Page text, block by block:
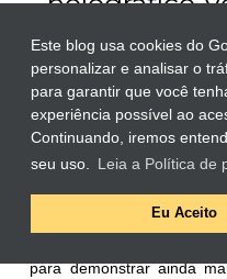
Este blog usa cookies do
personalizar e analisar o
para garantir que você
experiência possível ao
Continuando, iremos
seu uso.
Leia a Política de
Eu Aceito
Gold |
Texto
Oi oi povo!
Tudo bem com vocês?
12 de junho é o Dia dos
apenas uma data
para demonstrar ainda